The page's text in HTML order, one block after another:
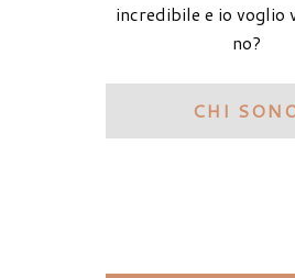
incredibile e io voglio
no?
CHI